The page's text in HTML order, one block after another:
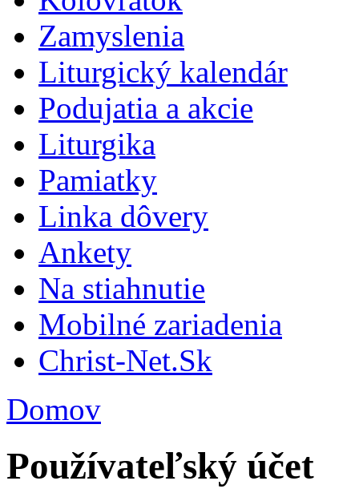
Zamyslenia
Liturgický kalendár
Podujatia a akcie
Liturgika
Pamiatky
Linka dôvery
Ankety
Na stiahnutie
Mobilné zariadenia
Christ-Net.Sk
Domov
Používateľský účet